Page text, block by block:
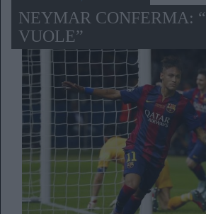
NEYMAR CONFERMA:
VUOLE”